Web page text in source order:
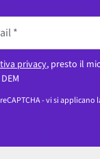
privacy, presto il
- vi si applicano